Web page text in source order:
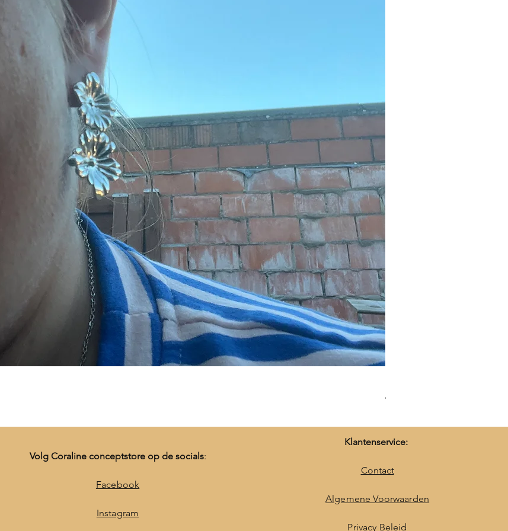
Prijs
€ 25,50
Volg Coraline conceptstore op de socials:
Facebook
Instagram
Klantenservice:
Contact
Algemene Voorwaarden
Privacy Beleid